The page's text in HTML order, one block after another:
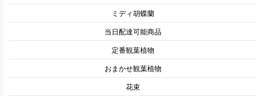
ミディ胡蝶蘭
当日配達可能商品
定番観葉植物
おまかせ観葉植物
花束